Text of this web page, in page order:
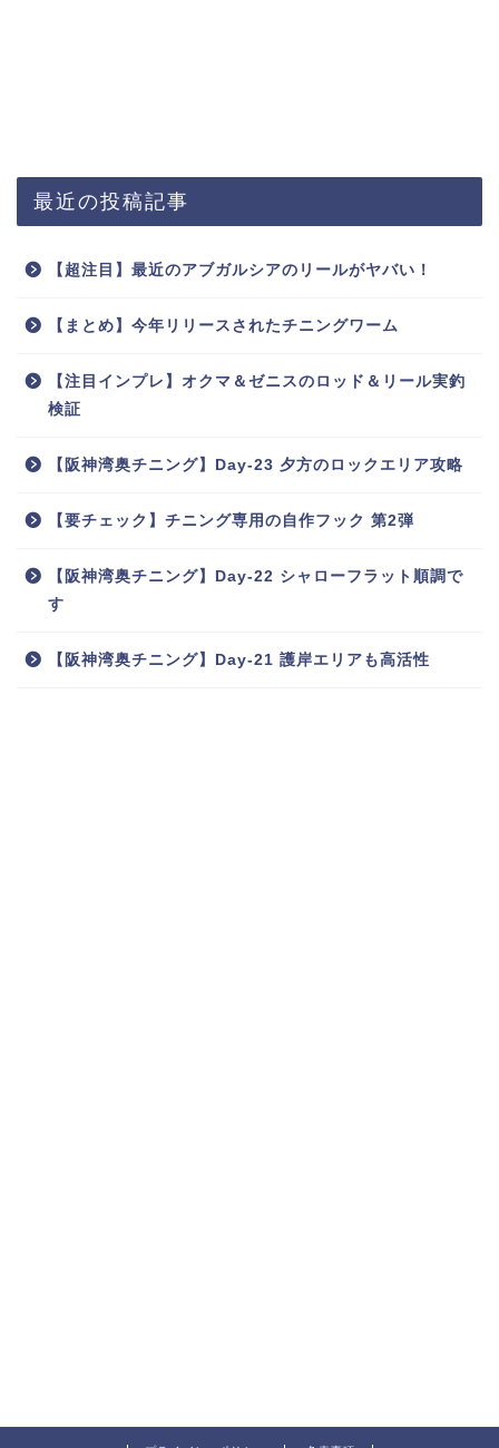
最近の投稿記事
【超注目】最近のアブガルシアのリールがヤバい！
【まとめ】今年リリースされたチニングワーム
【注目インプレ】オクマ＆ゼニスのロッド＆リール実釣
検証
【阪神湾奥チニング】Day-23 夕方のロックエリア攻略
【要チェック】チニング専用の自作フック 第2弾
【阪神湾奥チニング】Day-22 シャローフラット順調で
す
【阪神湾奥チニング】Day-21 護岸エリアも高活性